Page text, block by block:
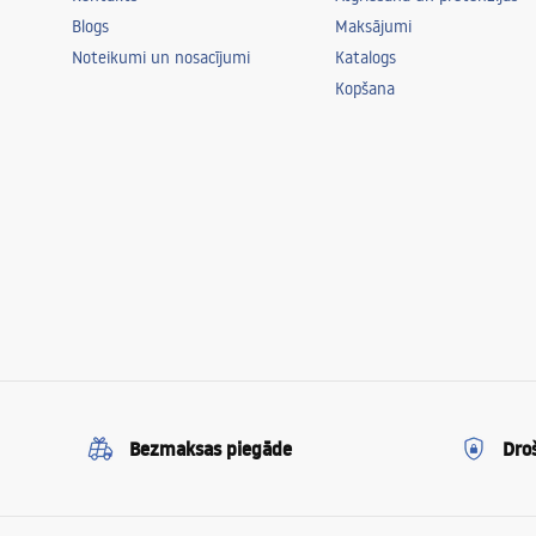
Istaba
birojs,
virtuve,
Blogs
Noteikumi un nosacījumi
Maksājumi
Katalogs
Kopšana
Bezmaksas piegāde